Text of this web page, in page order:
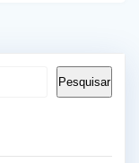
Pesquisar